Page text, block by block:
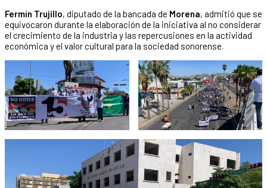
Fermín Trujillo, diputado de la bancada de Morena, admitió que se
equivocaron durante la elaboración de la iniciativa al no considerar
el crecimiento de la industria y las repercusiones en la actividad
económica y el valor cultural para la sociedad sonorense.